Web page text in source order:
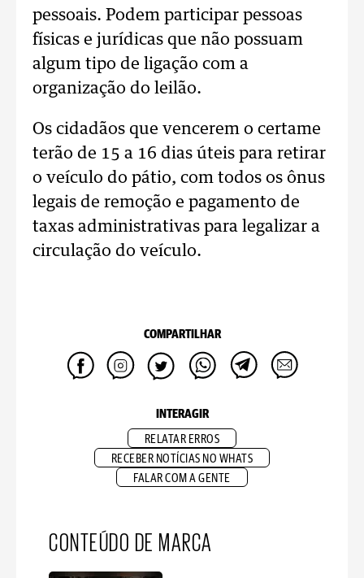
pessoais. Podem participar pessoas
físicas e jurídicas que não possuam
algum tipo de ligação com a
organização do leilão.
Os cidadãos que vencerem o certame
terão de 15 a 16 dias úteis para retirar
o veículo do pátio, com todos os ônus
legais de remoção e pagamento de
taxas administrativas para legalizar a
circulação do veículo.
COMPARTILHAR
INTERAGIR
RELATAR ERROS
RECEBER NOTÍCIAS NO WHATS
FALAR COM A GENTE
CONTEÚDO DE MARCA